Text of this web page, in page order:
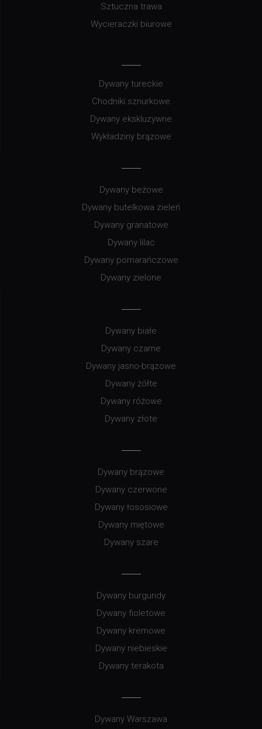
Sztuczna trawa
Wycieraczki biurowe
Dywany tureckie
Chodniki sznurkowe
Dywany ekskluzywne
Wykładziny brązowe
Dywany beżowe
Dywany butelkowa zieleń
Dywany granatowe
Dywany lilac
Dywany pomarańczowe
Dywany zielone
Dywany białe
Dywany czarne
Dywany jasno-brązowe
Dywany żółte
Dywany różowe
Dywany złote
Dywany brązowe
Dywany czerwone
Dywany łososiowe
Dywany miętowe
Dywany szare
Dywany burgundy
Dywany fioletowe
Dywany kremowe
Dywany niebieskie
Dywany terakota
Dywany Warszawa